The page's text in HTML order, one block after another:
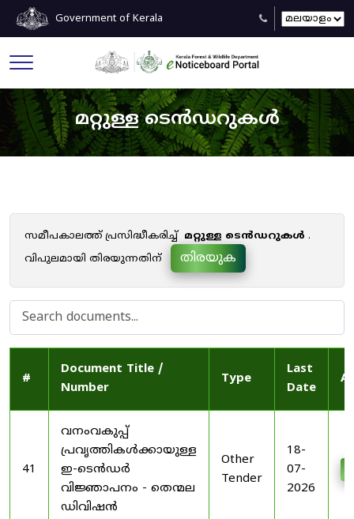
Government of Kerala
മറ്റുള്ള ടെൻഡറുകൾ
സമീപകാലത്ത് പ്രസിദ്ധീകരിച്ച് മറ്റുള്ള ടെൻഡറുകൾ .
വിപുലമായി തിരയുന്നതിന്
തിരയുക
#
Document Title /
Number
Type
Last
Date
41
വനംവകുപ്പ്
പ്രവൃത്തികൾക്കായുള്ള
ഇ-ടെൻഡർ
വിജ്ഞാപനം - തെന്മല
ഡിവിഷൻ
Other
Tender
18-
07-
2026